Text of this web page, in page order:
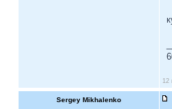
12
Sergey Mikhalenko